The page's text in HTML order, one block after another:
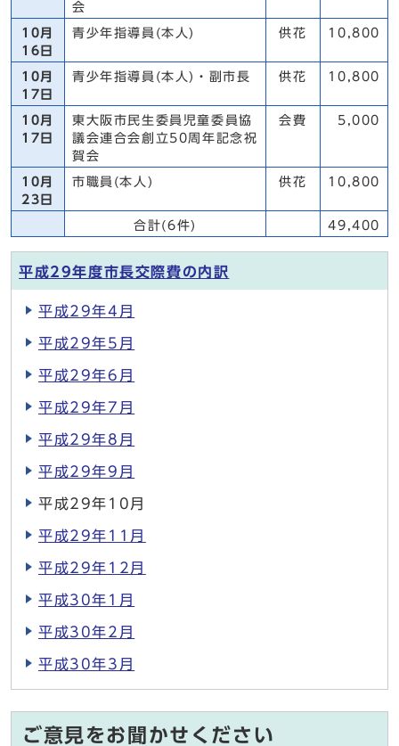
会
10月
16日
青少年指導員(本人) 供花 10,800
10月
17日
青少年指導員(本人)・副市長 供花 10,800
10月
17日
東大阪市民生委員児童委員協
議会連合会創立50周年記念祝
賀会
会費 5,000
10月
23日
市職員(本人) 供花 10,800
合計(6件) 49,400
平成29年度市長交際費の内訳
平成29年4月
平成29年5月
平成29年6月
平成29年7月
平成29年8月
平成29年9月
平成29年10月
平成29年11月
平成29年12月
平成30年1月
平成30年2月
平成30年3月
ご意見をお聞かせください